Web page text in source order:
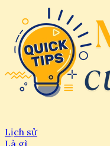
Lịch sử
Là gì